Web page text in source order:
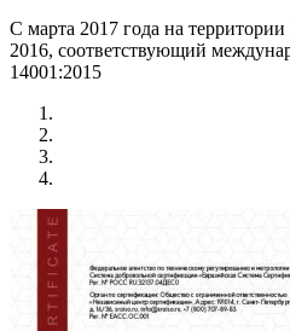
С марта 2017 года на
2016, соответствующий
14001:2015